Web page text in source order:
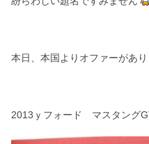
本日、本国よりオファーがあ
2013ｙフォード マスタング